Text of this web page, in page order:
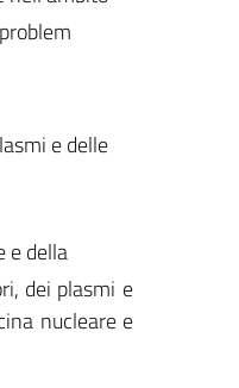
e delle
e della
dei plasmi e
nucleare e